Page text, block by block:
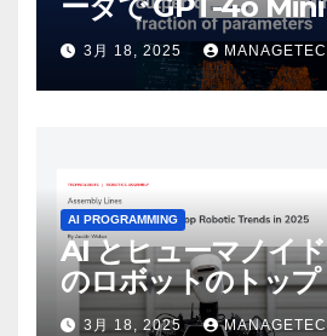
ータで GPT-4o Mini
しいオープンソース
リース |
3月 18, 2025
AI PROGRAMMING
AI とヒューマノイ
のロボットのトップ
ASSEMBLY
3月 18, 2025